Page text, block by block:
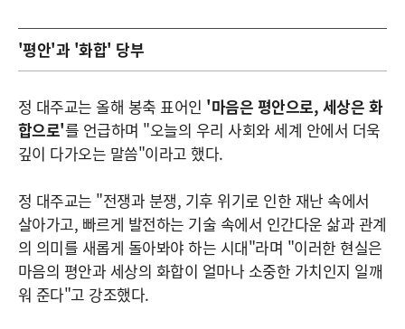
'평안'과 '화합' 당부
정 대주교는 올해 봉축 표어인 '마음은 평안으로, 세상은 화
합으로'를 언급하며 "오늘의 우리 사회와 세계 안에서 더욱
깊이 다가오는 말씀"이라고 했다.
정 대주교는 "전쟁과 분쟁, 기후 위기로 인한 재난 속에서
살아가고, 빠르게 발전하는 기술 속에서 인간다운 삶과 관계
의 의미를 새롭게 돌아봐야 하는 시대"라며 "이러한 현실은
마음의 평안과 세상의 화합이 얼마나 소중한 가치인지 일깨
워 준다"고 강조했다.